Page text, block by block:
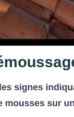
signes
mousses sur